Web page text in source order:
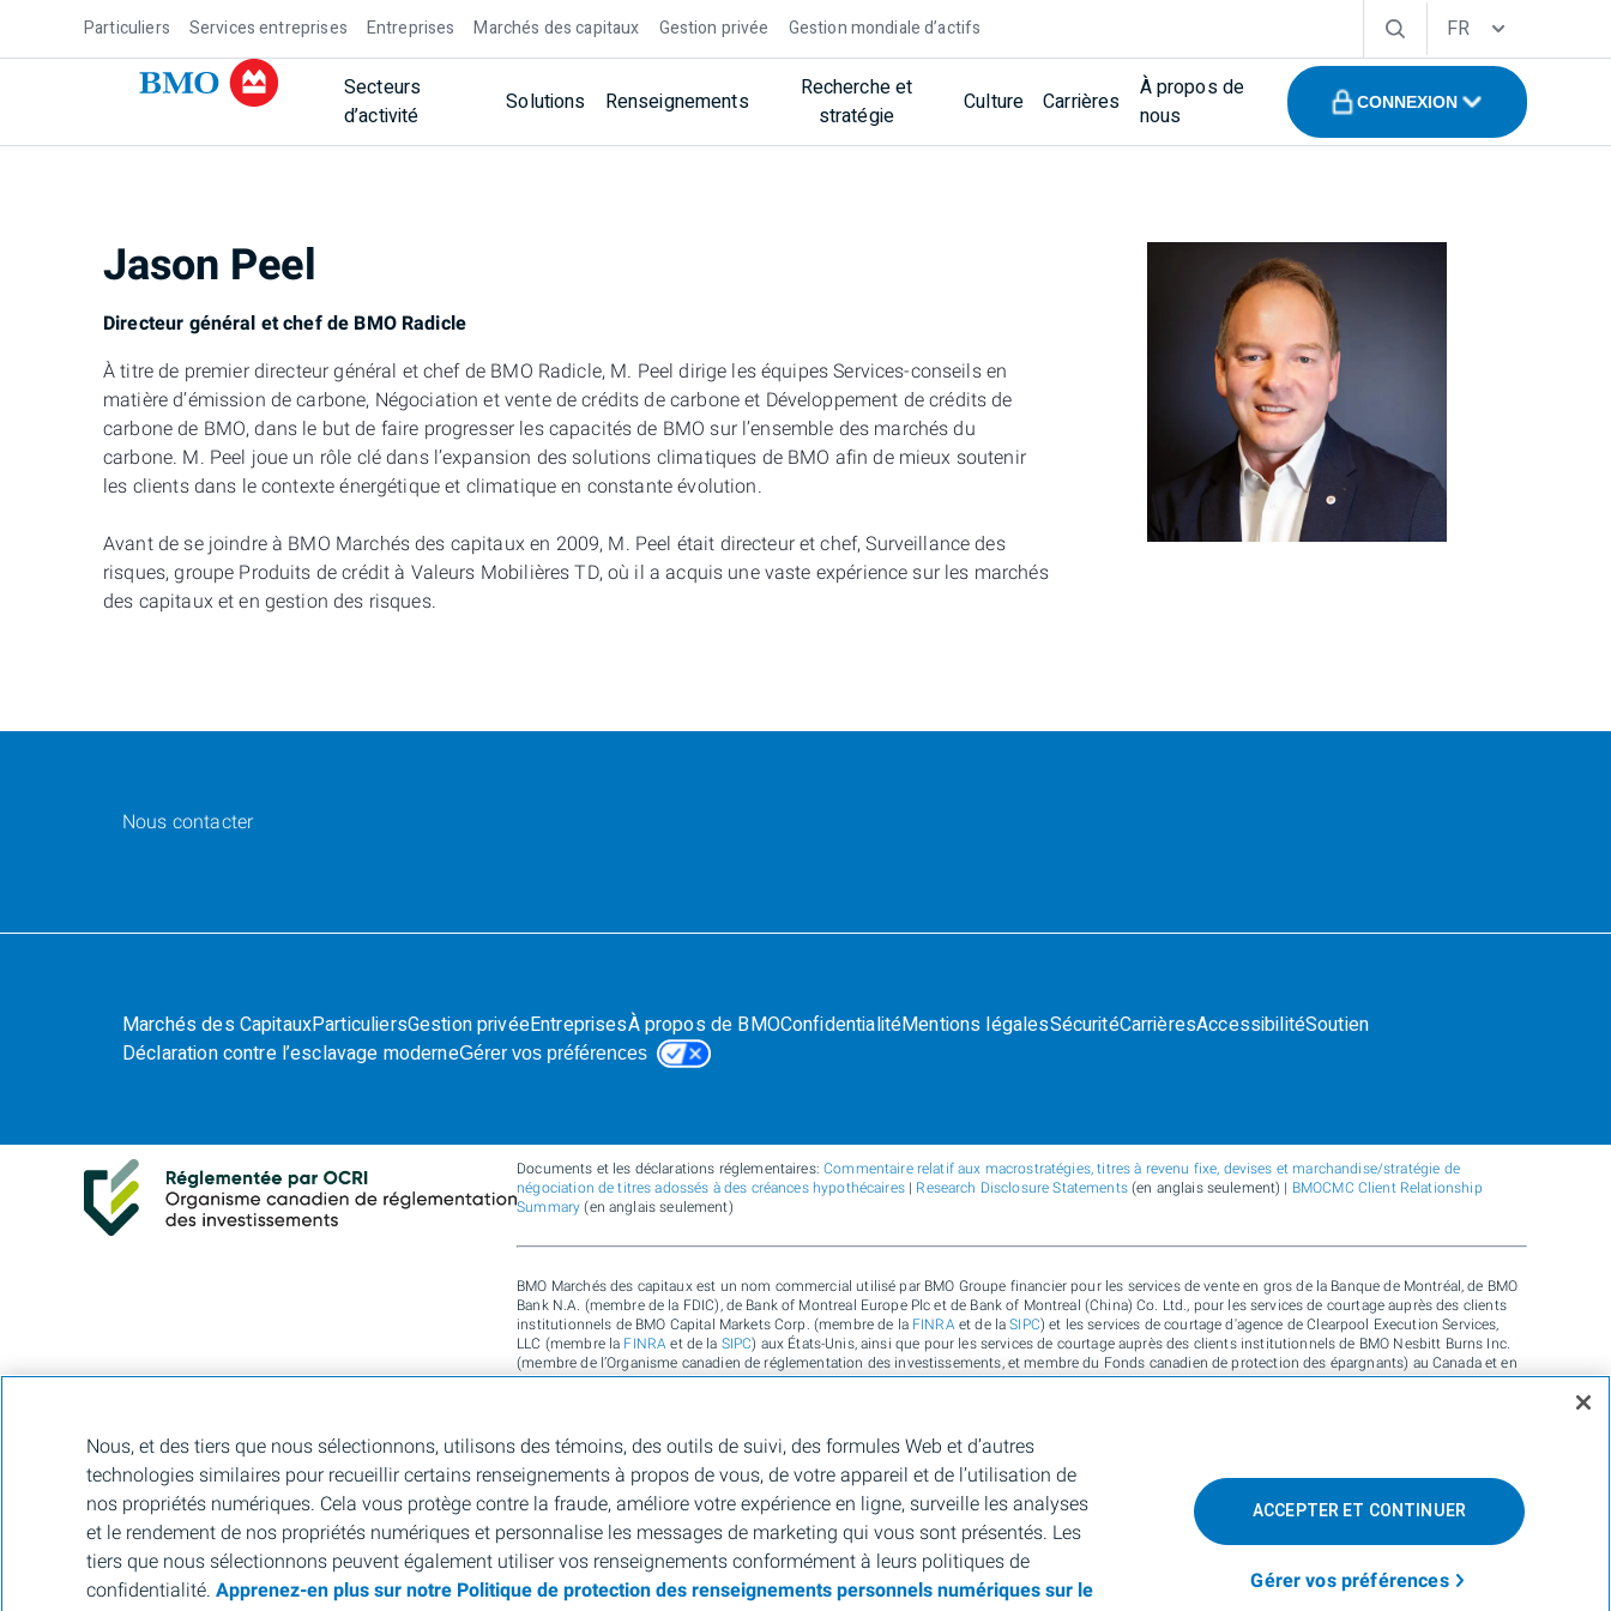
Particuliers Services entreprises Entreprises Marchés des capitaux Gestion privée Gestion mondiale d’actifs FR
Secteurs
d’activité
Solutions Renseignements
Recherche et
stratégie
Culture Carrières
À propos de
nous
CONNEXION
Jason Peel
Directeur général et chef de BMO Radicle
À titre de premier directeur général et chef de BMO Radicle, M. Peel dirige les équipes Services-conseils en
matière d’émission de carbone, Négociation et vente de crédits de carbone et Développement de crédits de
carbone de BMO, dans le but de faire progresser les capacités de BMO sur l’ensemble des marchés du
carbone. M. Peel joue un rôle clé dans l’expansion des solutions climatiques de BMO afin de mieux soutenir
les clients dans le contexte énergétique et climatique en constante évolution.
Avant de se joindre à BMO Marchés des capitaux en 2009, M. Peel était directeur et chef, Surveillance des
risques, groupe Produits de crédit à Valeurs Mobilières TD, où il a acquis une vaste expérience sur les marchés
des capitaux et en gestion des risques.
Nous contacter
Marchés des CapitauxParticuliersGestion privéeEntreprisesÀ propos de BMOConfidentialitéMentions légalesSécuritéCarrièresAccessibilitéSoutien
Déclaration contre l’esclavage moderneGérer vos préférences
Documents et les déclarations réglementaires:Commentaire relatif aux macrostratégies, titres à revenu fixe, devises et marchandise/stratégie de
négociation de titres adossés à des créances hypothécaires| Research Disclosure Statements(en anglais seulement) | BMOCMC Client Relationship
Summary(en anglais seulement)
BMO Marchés des capitaux est un nom commercial utilisé par BMO Groupe financier pour les services de vente en gros de la Banque de Montréal, de BMO
Bank N.A. (membre de la FDIC), de Bank of Montreal Europe Plc et de Bank of Montreal (China) Co. Ltd., pour les services de courtage auprès des clients
institutionnels de BMO Capital Markets Corp. (membre de la FINRAet de laSIPC) et les services de courtage d'agence de Clearpool Execution Services,
LLC (membre la FINRAet de la SIPC) aux États-Unis, ainsi que pour les services de courtage auprès des clients institutionnels de BMO Nesbitt Burns Inc.
(membre de l’Organisme canadien de réglementation des investissements, et membre du Fonds canadien de protection des épargnants) au Canada et en
Asie, de Bank of Montreal Europe Plc (autorisée et réglementée par la Central Bank of Ireland) en Europe et de BMO Capital Markets Limited (autorisée et
799 221 AFSL 430135) en Australie. « Nesbitt Burns » est une marque de commerce déposée de BMO Nesbitt Burns Inc., utilisée sous licence. « BMO
Marchés des capitaux » est une marque de commerce de la Banque de Montréal, utilisée sous licence. « BMO (le médaillon contenant le M souligné) » est
une marque de commerce déposée de la Banque de Montréal, utilisée sous licence. Pour de plus amples renseignements, veuillez vous adresser à la
personne morale autorisée à faire des affaires sur votre territoire.
MD Marque de commerce déposée de la Banque de Montréal aux États-Unis, au Canada et partout ailleurs.
MCMarque de commerce de la Banque de Montréal aux États-Unis et au Canada.
Nous, et des tiers que nous sélectionnons, utilisons des témoins, des outils de suivi, des formules Web et d’autres
technologies similaires pour recueillir certains renseignements à propos de vous, de votre appareil et de l’utilisation de
nos propriétés numériques. Cela vous protège contre la fraude, améliore votre expérience en ligne, surveille les analyses
et le rendement de nos propriétés numériques et personnalise les messages de marketing qui vous sont présentés. Les
tiers que nous sélectionnons peuvent également utiliser vos renseignements conformément à leurs politiques de
confidentialité. Apprenez-en plus sur notre Politique de protection des renseignements personnels numériques sur le
Gérer vos préférences
ACCEPTER ET CONTINUER